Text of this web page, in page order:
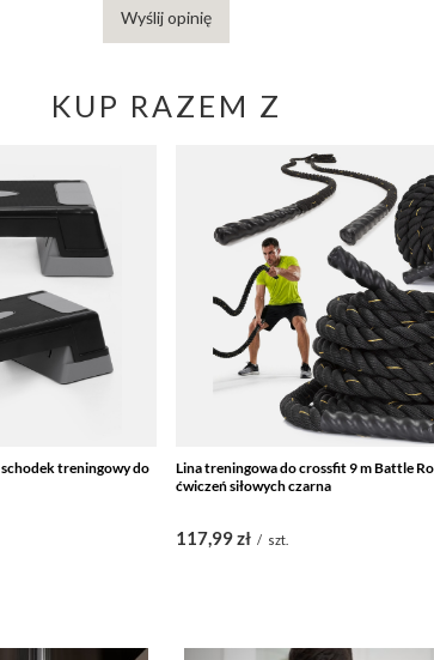
Wyślij opinię
KUP RAZEM Z
treningowy do
Lina treningowa do crossfit 9 m Battle
ćwiczeń siłowych czarna
117,99 zł / szt.